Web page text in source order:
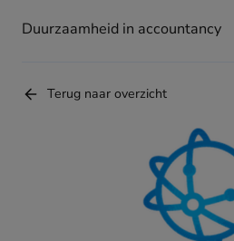
Duurzaamheid in accountancy
Terug naar overzicht